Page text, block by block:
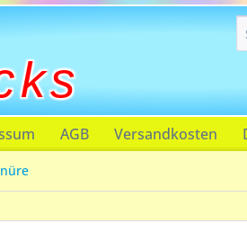
AGB Versandkosten